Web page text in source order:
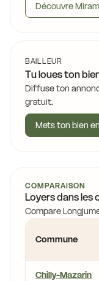
Découvre
BAILLEUR
Tu loues ton
Diffuse ton
gratuit.
Mets ton bien
COMPARAISON
Loyers dans les
Compare
Commune
Chilly-Mazarin